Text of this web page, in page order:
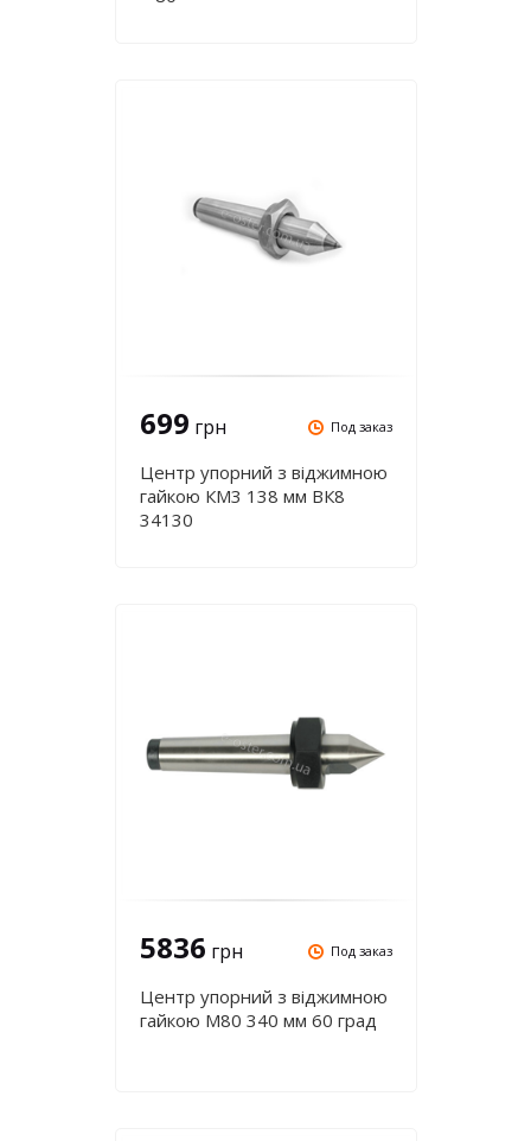
699 грн Под заказ
Центр упорний з віджимною
гайкою КМ3 138 мм ВК8
34130
5836 грн Под заказ
Центр упорний з віджимною
гайкою М80 340 мм 60 град